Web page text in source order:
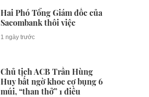
Hai Phó Tổng Giám đốc của
Sacombank thôi việc
1 ngày trước
Chủ tịch ACB Trần Hùng
Huy bất ngờ khoe cơ bụng 6
múi, “than thở” 1 điều